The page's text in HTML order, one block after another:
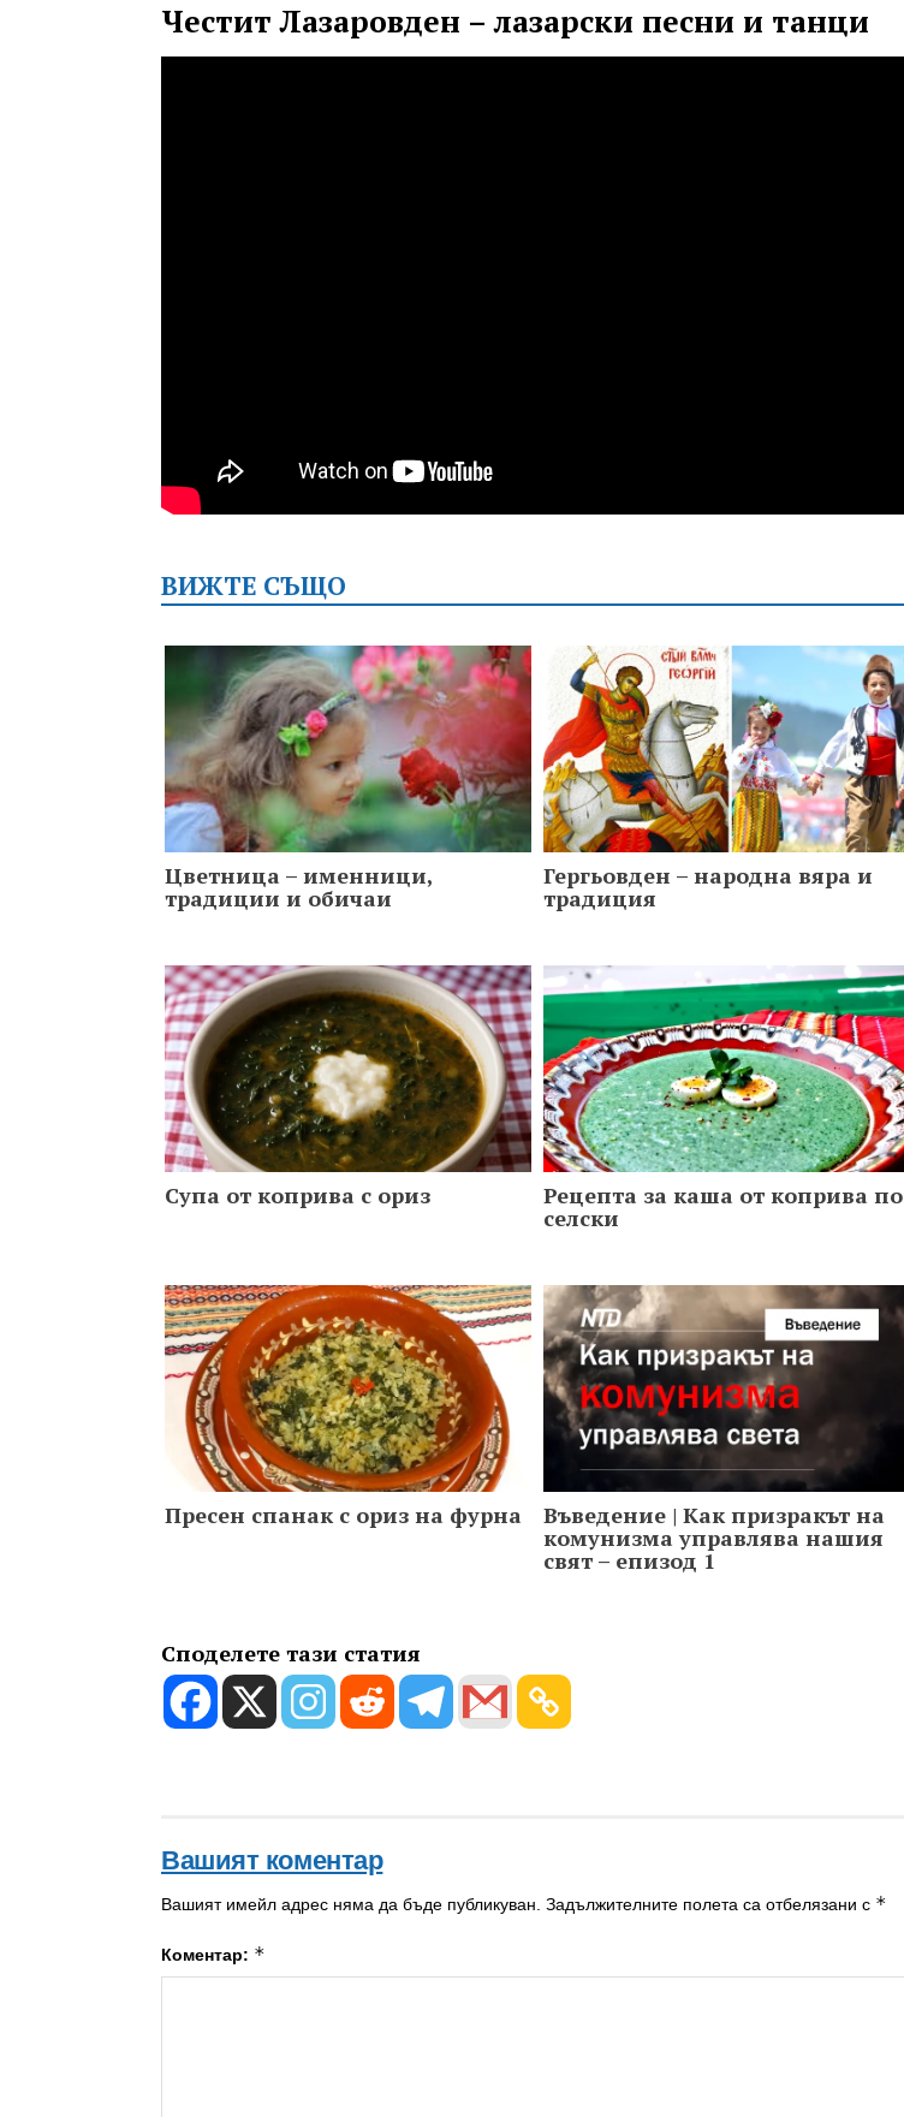
Честит Лазаровден​ – лазарски песни и танци​
ВИЖТЕ СЪЩО
Цветница – именници,
традиции и обичаи
Гергьовден – народна вяра и
традиция
Супа от коприва с ориз Рецепта за каша от коприва по
селски
Пресен спанак с ориз на фурна Въведение | Как призракът на
комунизма управлява нашия
свят – епизод 1
Споделете тази статия
Вашият коментар
Вашият имейл адрес няма да бъде публикуван. Задължителните полета са отбелязани с *
Коментар: *